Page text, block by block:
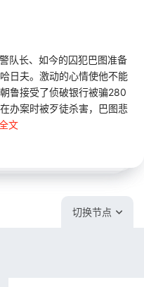
队长、如今的囚犯巴图准备
日夫。激动的心情使他不能
鲁接受了侦破银行被骗280
办案时被歹徒杀害，巴图悲
文
切换节点